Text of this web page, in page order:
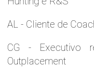
AL - Cliente de
CG - Executivo
Outplacement